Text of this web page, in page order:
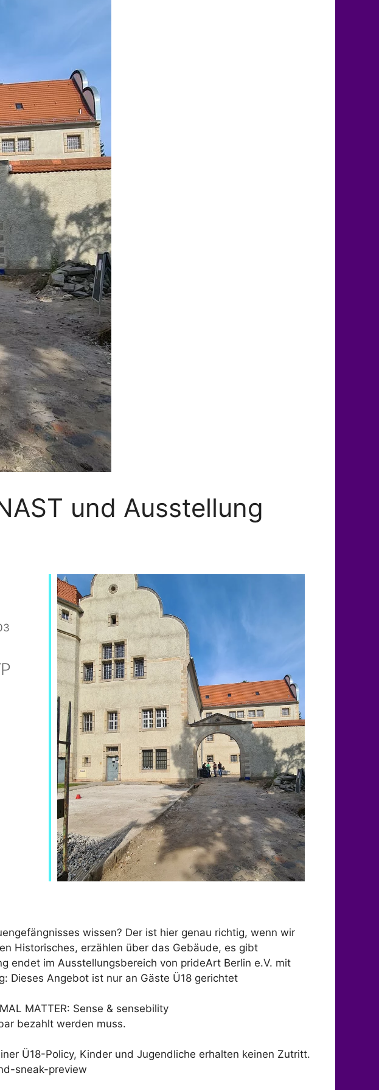
und Ausstellung
Office 365
wissen? Der ist hier genau richtig, wenn wir
Historisches, erzählen über das Gebäude, es gibt
endet im Ausstellungsbereich von prideArt Berlin e.V. mit
Dieses Angebot ist nur an Gäste Ü18 gerichtet
MATTER: Sense & sensebility
bezahlt werden muss.
Ü18-Policy, Kinder und Jugendliche erhalten keinen Zutritt.
sneak-preview